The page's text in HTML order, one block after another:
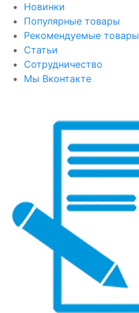
Новинки
Популярные товары
Рекомендуемые товары
Статьи
Сотрудничество
Мы Вконтакте